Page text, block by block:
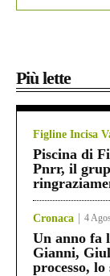
Più lette
Figline Incisa
Piscina di
Pnrr, il
Cronaca 4
Un anno fa
Gianni,
processo,